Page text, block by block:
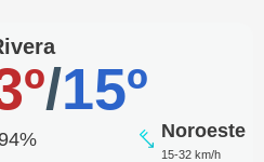
/15º
94% Noroeste
15-32 km/h